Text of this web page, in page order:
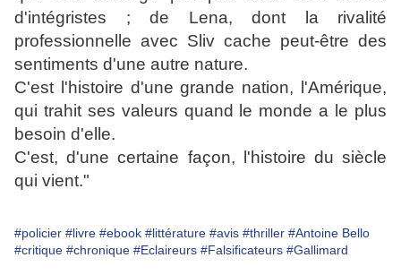
d'intégristes ; de Lena, dont la rivalité
professionnelle avec Sliv cache peut-être des
sentiments d'une autre nature.
C'est l'histoire d'une grande nation, l'Amérique,
qui trahit ses valeurs quand le monde a le plus
besoin d'elle.
C'est, d'une certaine façon, l'histoire du siècle
qui vient."
#policier #livre #ebook #littérature #avis #thriller #Antoine Bello
#critique #chronique #Eclaireurs #Falsificateurs #Gallimard